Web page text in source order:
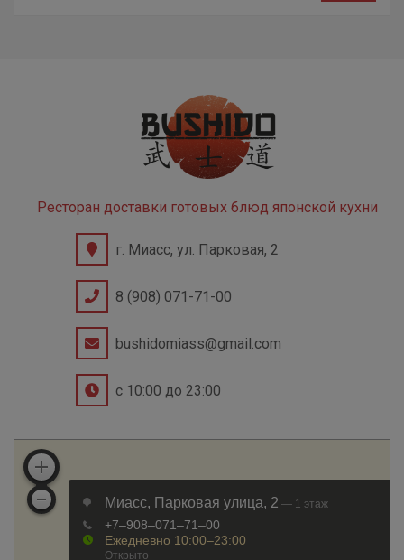
Ресторан доставки готовых блюд японской кухни
г. Миасс, ул. Парковая, 2
8 (908) 071-71-00
bushidomiass@gmail.com
с 10:00 до 23:00